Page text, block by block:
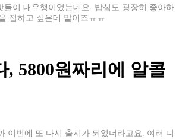
이 대유행이었는데요. 밥심도 굉장히 좋아하
접하고 싶은데 말이죠ㅠㅠ
5800원짜리에 알콜
이번에 또 다시 출시가 되었더라고요. 여러 디